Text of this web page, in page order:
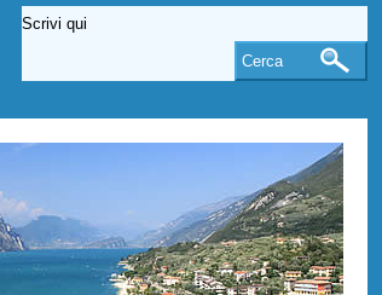
Cerca